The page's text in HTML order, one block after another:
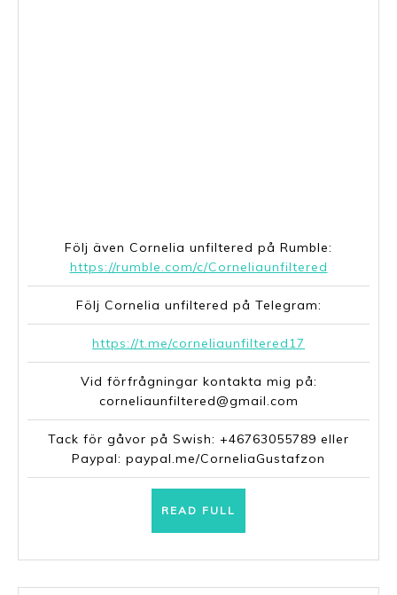
Följ även Cornelia unfiltered på Rumble:
https://rumble.com/c/Corneliaunfiltered
Följ Cornelia unfiltered på Telegram:
https://t.me/corneliaunfiltered17
Vid förfrågningar kontakta mig på:
corneliaunfiltered@gmail.com
Tack för gåvor på Swish: +46763055789 eller
Paypal: paypal.me/CorneliaGustafzon
READ FULL